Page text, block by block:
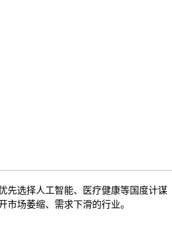
选择人工智能、医疗健康等国度计谋
市场萎缩、需求下滑的行业。